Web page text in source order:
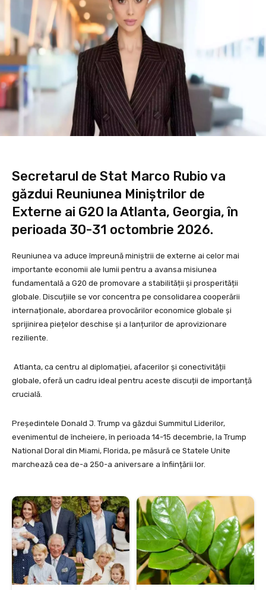
Secretarul de Stat Marco Rubio va
găzdui Reuniunea Miniștrilor de
Externe ai G20 la Atlanta, Georgia, în
perioada 30-31 octombrie 2026.
Reuniunea va aduce împreună miniștrii de externe ai celor mai
importante economii ale lumii pentru a avansa misiunea
fundamentală a G20 de promovare a stabilității și prosperității
globale. Discuțiile se vor concentra pe consolidarea cooperării
internaționale, abordarea provocărilor economice globale și
sprijinirea piețelor deschise și a lanțurilor de aprovizionare
reziliente.
Atlanta, ca centru al diplomației, afacerilor și conectivității
globale, oferă un cadru ideal pentru aceste discuții de importanță
crucială.
Președintele Donald J. Trump va găzdui Summitul Liderilor,
evenimentul de încheiere, în perioada 14-15 decembrie, la Trump
National Doral din Miami, Florida, pe măsură ce Statele Unite
marchează cea de-a 250-a aniversare a înființării lor.